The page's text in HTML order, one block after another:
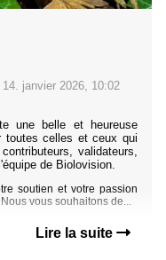
14. janvier 2026, 10:02
une belle et heureuse
toutes celles et ceux qui
validateurs,
de Biolovision.
soutien et votre passion
vous souhaitons de...
Lire la suite